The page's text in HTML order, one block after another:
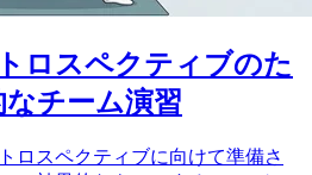
ロスペクティブのた
チーム演習
ロスペクティブに向けて準備さ